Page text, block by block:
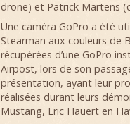
drone) et Patrick Martens
Une caméra GoPro a été
Stearman aux couleurs de
récupérées d’une GoPro
Airpost, lors de son
présentation, ayant leur
réalisées durant leurs
Mustang, Eric Hauert en